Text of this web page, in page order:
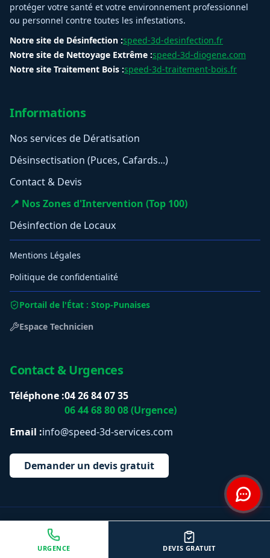
protéger votre santé et votre environnement professionnel
ou personnel contre toutes les infestations.
Notre site de Désinfection :speed-3d-desinfection.fr
Notre site de Nettoyage Extrême :speed-3d-diogene.com
Notre site Traitement Bois :speed-3d-traitement-bois.fr
Informations
Nos services de Dératisation
Désinsectisation (Puces, Cafards...)
Contact & Devis
📍 Nos Zones d'Intervention (Top 100)
Désinfection de Locaux
Mentions Légales
Politique de confidentialité
Portail de l'État : Stop-Punaises
Espace Technicien
Contact & Urgences
Téléphone :04 26 84 07 35
06 44 68 80 08 (Urgence)
Email :info@speed-3d-services.com
Demander un devis gratuit
© 2026 Speed-3D Services. Tous droits réservés.
URGENCE DEVIS GRATUIT